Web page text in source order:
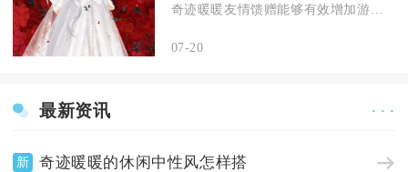
07-20
最新资讯 · · ·
新 奇迹暖暖的休闲中性风怎样搭